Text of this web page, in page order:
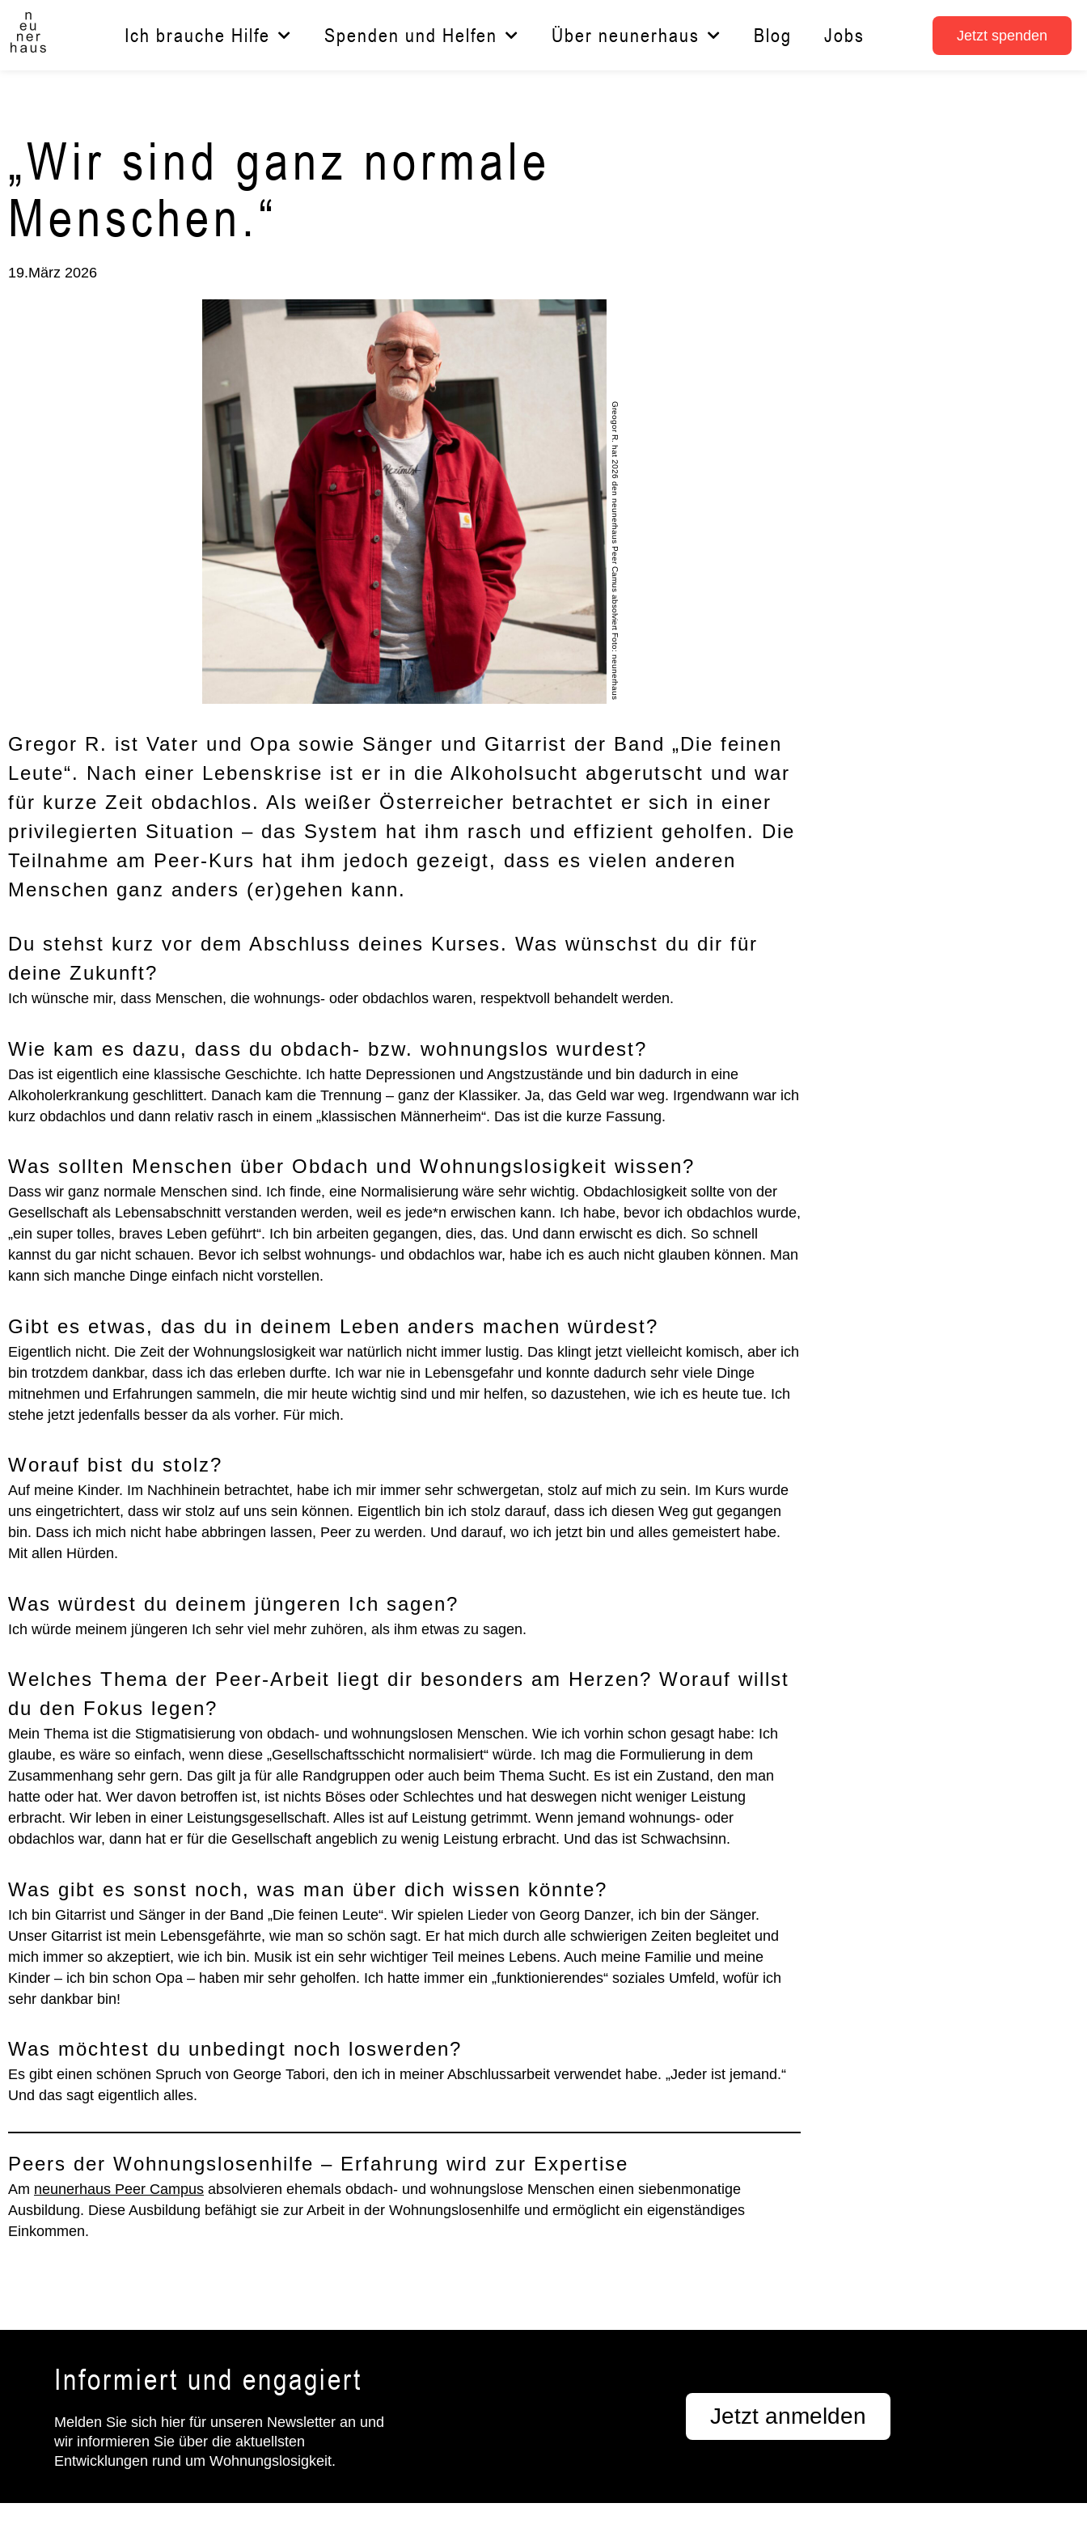
Zum
Inhalt
springen
Ich brauche Hilfe Spenden und Helfen Über neunerhaus Blog Jobs Jetzt spenden
„Wir sind ganz normale
Menschen.“
19.März 2026
Greogor R. hat 2026 den neunerhaus Peer Camus absolviert Foto: neunerhaus
Gregor R. ist Vater und Opa sowie Sänger und Gitarrist der Band „Die feinen
Leute“. Nach einer Lebenskrise ist er in die Alkoholsucht abgerutscht und war
für kurze Zeit obdachlos. Als weißer Österreicher betrachtet er sich in einer
privilegierten Situation – das System hat ihm rasch und effizient geholfen. Die
Teilnahme am Peer-Kurs hat ihm jedoch gezeigt, dass es vielen anderen
Menschen ganz anders (er)gehen kann.
Du stehst kurz vor dem Abschluss deines Kurses. Was wünschst du dir für
deine Zukunft?
Ich wünsche mir, dass Menschen, die wohnungs- oder obdachlos waren, respektvoll behandelt werden.
Wie kam es dazu, dass du obdach- bzw. wohnungslos wurdest?
Das ist eigentlich eine klassische Geschichte. Ich hatte Depressionen und Angstzustände und bin dadurch in eine
Alkoholerkrankung geschlittert. Danach kam die Trennung – ganz der Klassiker. Ja, das Geld war weg. Irgendwann war ich
kurz obdachlos und dann relativ rasch in einem „klassischen Männerheim“. Das ist die kurze Fassung.
Was sollten Menschen über Obdach und Wohnungslosigkeit wissen?
Dass wir ganz normale Menschen sind. Ich finde, eine Normalisierung wäre sehr wichtig. Obdachlosigkeit sollte von der
Gesellschaft als Lebensabschnitt verstanden werden, weil es jede*n erwischen kann. Ich habe, bevor ich obdachlos wurde,
„ein super tolles, braves Leben geführt“. Ich bin arbeiten gegangen, dies, das. Und dann erwischt es dich. So schnell
kannst du gar nicht schauen. Bevor ich selbst wohnungs- und obdachlos war, habe ich es auch nicht glauben können. Man
kann sich manche Dinge einfach nicht vorstellen.
Gibt es etwas, das du in deinem Leben anders machen würdest?
Eigentlich nicht. Die Zeit der Wohnungslosigkeit war natürlich nicht immer lustig. Das klingt jetzt vielleicht komisch, aber ich
bin trotzdem dankbar, dass ich das erleben durfte. Ich war nie in Lebensgefahr und konnte dadurch sehr viele Dinge
mitnehmen und Erfahrungen sammeln, die mir heute wichtig sind und mir helfen, so dazustehen, wie ich es heute tue. Ich
stehe jetzt jedenfalls besser da als vorher. Für mich.
Worauf bist du stolz?
Auf meine Kinder. Im Nachhinein betrachtet, habe ich mir immer sehr schwergetan, stolz auf mich zu sein. Im Kurs wurde
uns eingetrichtert, dass wir stolz auf uns sein können. Eigentlich bin ich stolz darauf, dass ich diesen Weg gut gegangen
bin. Dass ich mich nicht habe abbringen lassen, Peer zu werden. Und darauf, wo ich jetzt bin und alles gemeistert habe.
Mit allen Hürden.
Was würdest du deinem jüngeren Ich sagen?
Ich würde meinem jüngeren Ich sehr viel mehr zuhören, als ihm etwas zu sagen.
Welches Thema der Peer-Arbeit liegt dir besonders am Herzen? Worauf willst
du den Fokus legen?
Mein Thema ist die Stigmatisierung von obdach- und wohnungslosen Menschen. Wie ich vorhin schon gesagt habe: Ich
glaube, es wäre so einfach, wenn diese „Gesellschaftsschicht normalisiert“ würde. Ich mag die Formulierung in dem
Zusammenhang sehr gern. Das gilt ja für alle Randgruppen oder auch beim Thema Sucht. Es ist ein Zustand, den man
hatte oder hat. Wer davon betroffen ist, ist nichts Böses oder Schlechtes und hat deswegen nicht weniger Leistung
erbracht. Wir leben in einer Leistungsgesellschaft. Alles ist auf Leistung getrimmt. Wenn jemand wohnungs- oder
obdachlos war, dann hat er für die Gesellschaft angeblich zu wenig Leistung erbracht. Und das ist Schwachsinn.
Was gibt es sonst noch, was man über dich wissen könnte?
Ich bin Gitarrist und Sänger in der Band „Die feinen Leute“. Wir spielen Lieder von Georg Danzer, ich bin der Sänger.
Unser Gitarrist ist mein Lebensgefährte, wie man so schön sagt. Er hat mich durch alle schwierigen Zeiten begleitet und
mich immer so akzeptiert, wie ich bin. Musik ist ein sehr wichtiger Teil meines Lebens. Auch meine Familie und meine
Kinder – ich bin schon Opa – haben mir sehr geholfen. Ich hatte immer ein „funktionierendes“ soziales Umfeld, wofür ich
sehr dankbar bin!
Was möchtest du unbedingt noch loswerden?
Es gibt einen schönen Spruch von George Tabori, den ich in meiner Abschlussarbeit verwendet habe. „Jeder ist jemand.“
Und das sagt eigentlich alles.
Peers der Wohnungslosenhilfe – Erfahrung wird zur Expertise
Am neunerhaus Peer Campus absolvieren ehemals obdach- und wohnungslose Menschen einen siebenmonatige
Ausbildung. Diese Ausbildung befähigt sie zur Arbeit in der Wohnungslosenhilfe und ermöglicht ein eigenständiges
Einkommen.
Informiert und engagiert
Melden Sie sich hier für unseren Newsletter an und
wir informieren Sie über die aktuellsten
Entwicklungen rund um Wohnungslosigkeit.
Jetzt anmelden